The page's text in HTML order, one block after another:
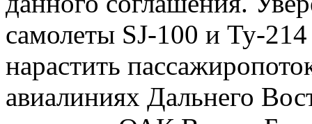
самолеты SJ-100 и Ту-
нарастить
авиалиниях Дальнего